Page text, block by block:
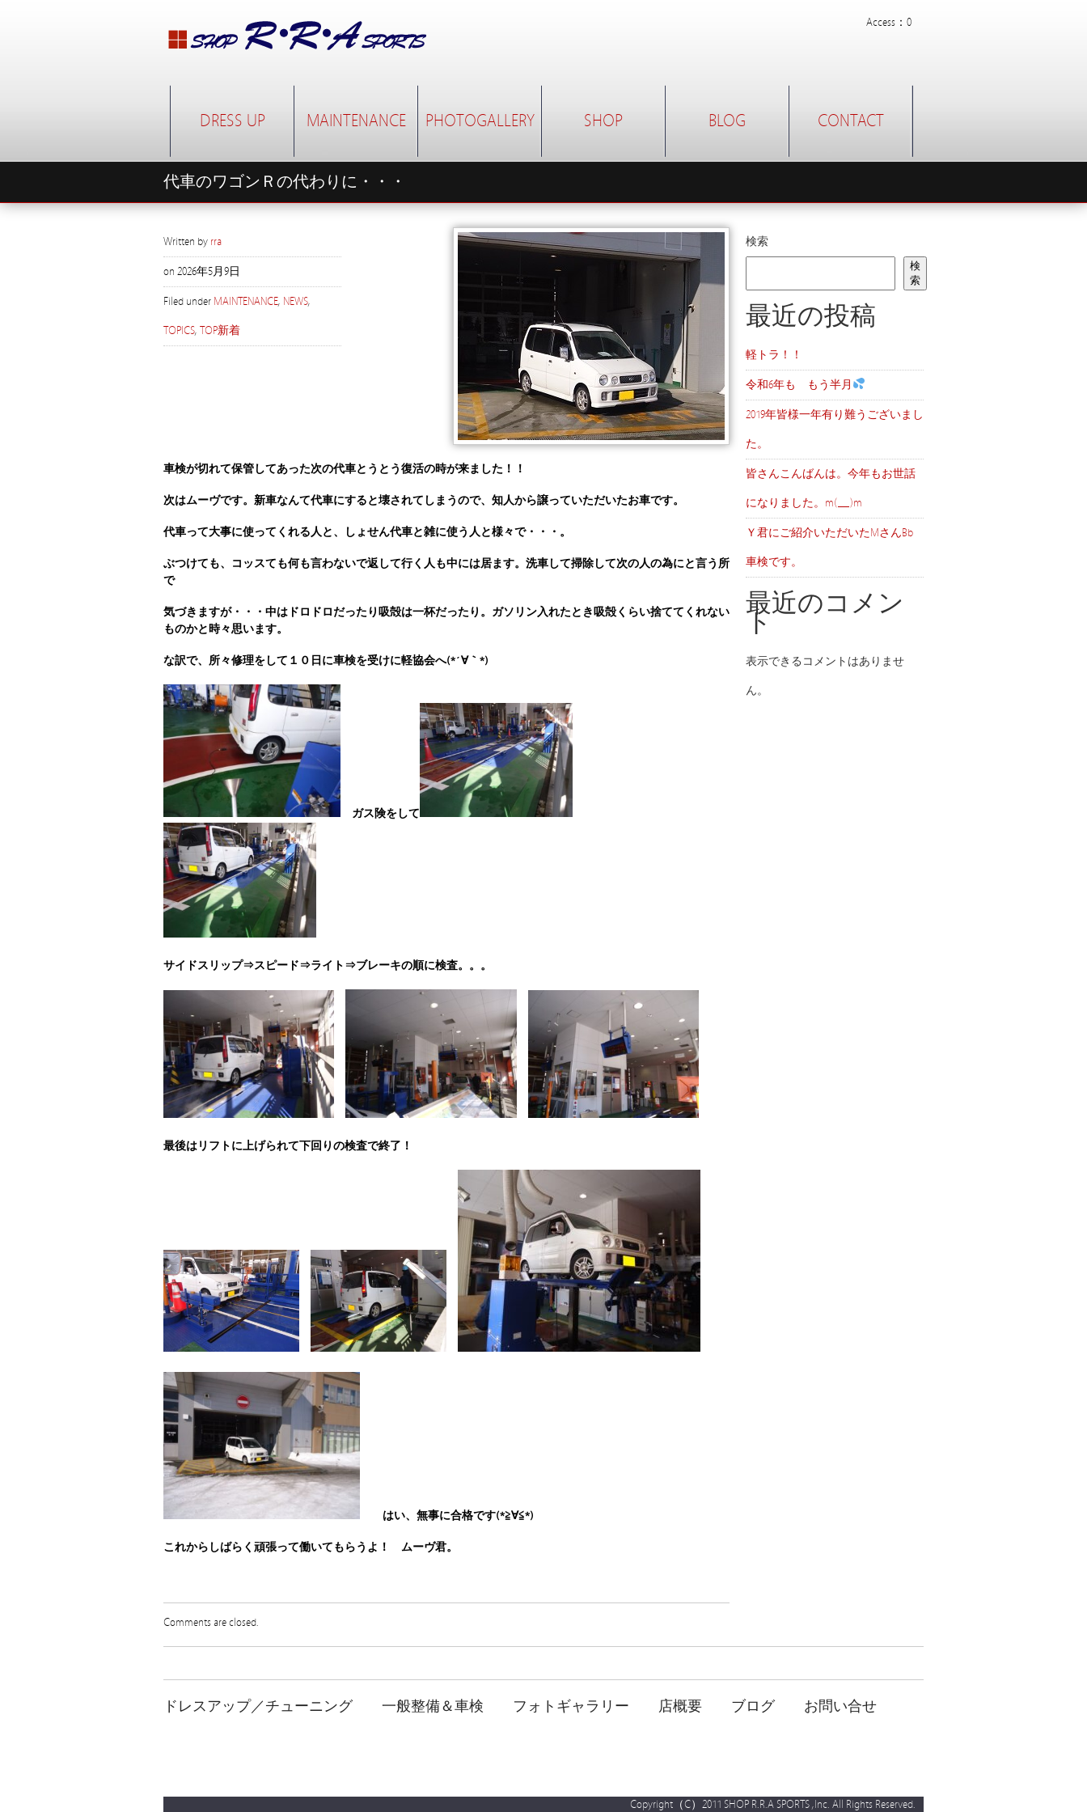
Access：0
DRESS UP MAINTENANCE PHOTOGALLERY SHOP BLOG CONTACT
代車のワゴンＲの代わりに・・・
Written by rra
on 2026年5月9日
Filed under MAINTENANCE, NEWS,
TOPICS, TOP新着
車検が切れて保管してあった次の代車とうとう復活の時が来ました！！
次はムーヴです。新車なんて代車にすると壊されてしまうので、知人から譲っていただいたお車です。
代車って大事に使ってくれる人と、しょせん代車と雑に使う人と様々で・・・。
ぶつけても、コッスても何も言わないで返して行く人も中には居ます。洗車して掃除して次の人の為にと言う所
で
気づきますが・・・中はドロドロだったり吸殻は一杯だったり。ガソリン入れたとき吸殻くらい捨ててくれない
ものかと時々思います。
な訳で、所々修理をして１０日に車検を受けに軽協会へ(*´∀｀*)
ガス険をして
サイドスリップ⇒スピード⇒ライト⇒ブレーキの順に検査。。。
最後はリフトに上げられて下回りの検査で終了！
はい、無事に合格です(*≧∀≦*)
これからしばらく頑張って働いてもらうよ！ ムーヴ君。
Comments are closed.
検索
検
索
最近の投稿
軽トラ！！
令和6年も もう半月
2019年皆様一年有り難うございまし
た。
皆さんこんばんは。今年もお世話
になりました。m(__)m
Ｙ君にご紹介いただいたMさんBb
車検です。
最近のコメン
ト
表示できるコメントはありませ
ん。
ドレスアップ／チューニング 一般整備＆車検 フォトギャラリー 店概要 ブログ お問い合せ
Copyright（C）2011 SHOP R.R.A SPORTS ,Inc. All Rights Reserved.